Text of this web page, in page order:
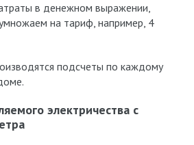
в денежном выражении,
на тариф, например, 4
подсчеты по каждому
электричества с